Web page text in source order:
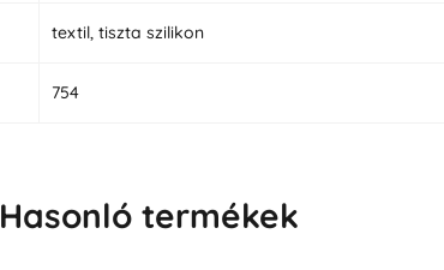
textil, tiszta szilikon
754
Hasonló termékek